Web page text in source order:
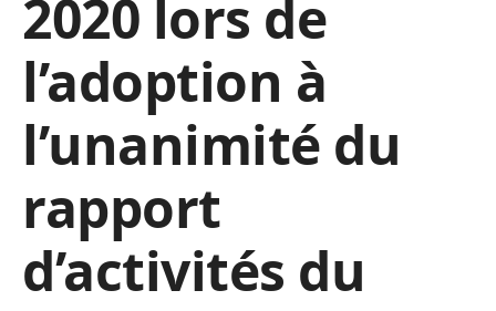
2020 lors de
l’adoption à
l’unanimité du
rapport
d’activités du